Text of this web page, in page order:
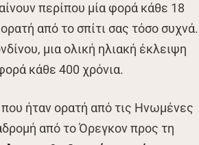
περίπου μία φορά κάθε 18
από το σπίτι σας τόσο συχνά.
μια ολική ηλιακή έκλειψη
κάθε 400 χρόνια.
που ήταν ορατή από τις Ηνωμένες
από το Όρεγκον προς τη